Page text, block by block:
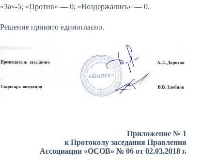
«За»-5; «Против» — 0; «Воздержались» — 0.
Решение принято единогласно.
Приложение № 1
к Протоколу заседания Правления
Ассоциации «ОСОВ» № 06 от 02.03.2018 г.